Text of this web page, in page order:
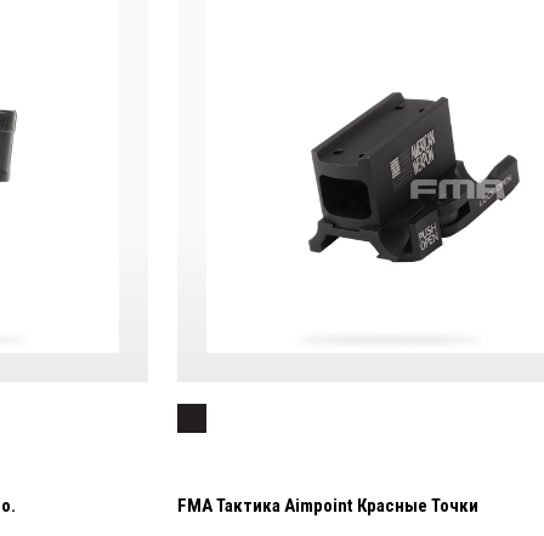
FMA Тактика Aimpoint Красные Точки